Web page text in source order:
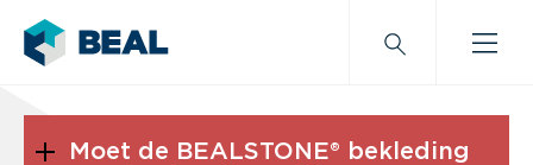
Moet de BEALSTONE® bekleding